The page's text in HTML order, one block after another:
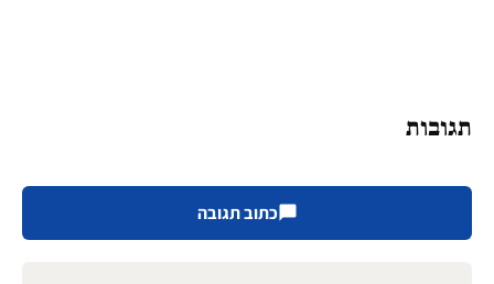
תגובות
כתוב תגובה